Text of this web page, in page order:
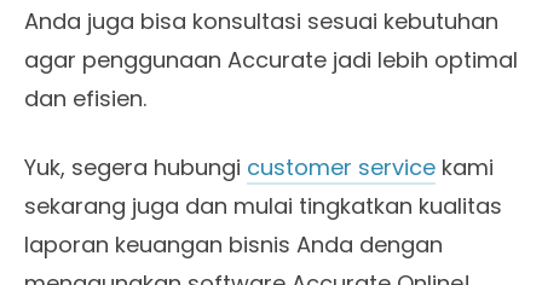
Anda juga bisa konsultasi sesuai kebutuhan
agar penggunaan Accurate jadi lebih optimal
dan efisien.
Yuk, segera hubungi customer service kami
sekarang juga dan mulai tingkatkan kualitas
laporan keuangan bisnis Anda dengan